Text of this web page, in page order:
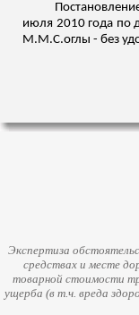
июля 2010 года по
М.М.С.оглы - без
Экспертиза
средствах и месте
товарной стоимости
ущерба (в т.ч. вреда